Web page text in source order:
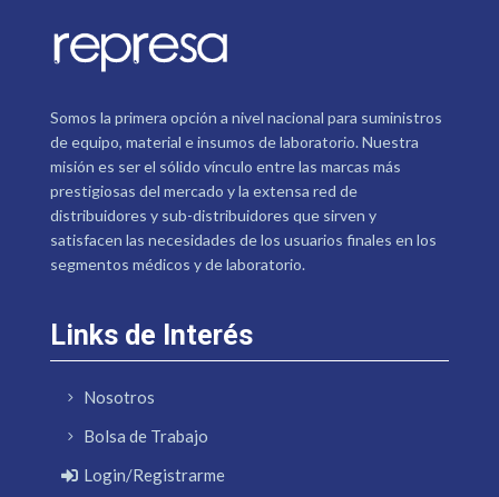
Somos la primera opción a nivel nacional para suministros
de equipo, material e insumos de laboratorio. Nuestra
misión es ser el sólido vínculo entre las marcas más
prestigiosas del mercado y la extensa red de
distribuidores y sub-distribuidores que sirven y
satisfacen las necesidades de los usuarios finales en los
segmentos médicos y de laboratorio.
Links de Interés
Nosotros
Bolsa de Trabajo
Login/Registrarme